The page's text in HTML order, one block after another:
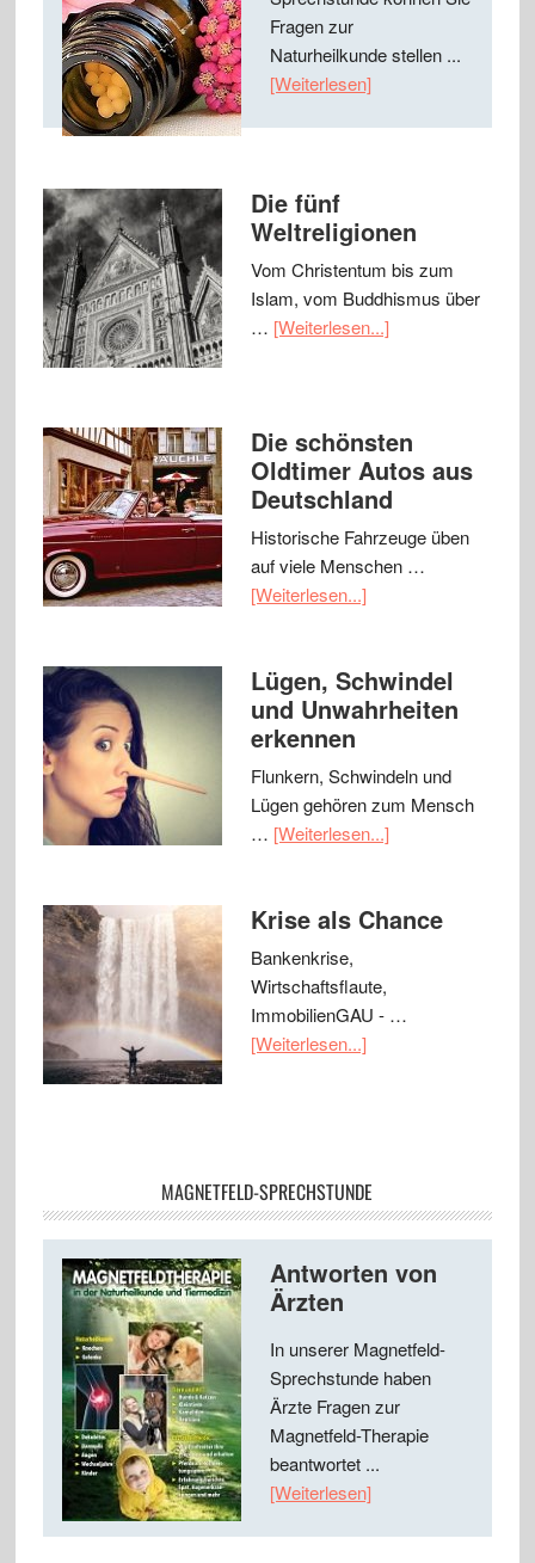
Fragen zur
Naturheilkunde stellen ...
[Weiterlesen]
Die fünf
Weltreligionen
Vom Christentum bis zum
Islam, vom Buddhismus über
… [Weiterlesen...]
Die schönsten
Oldtimer Autos aus
Deutschland
Historische Fahrzeuge üben
auf viele Menschen …
[Weiterlesen...]
Lügen, Schwindel
und Unwahrheiten
erkennen
Flunkern, Schwindeln und
Lügen gehören zum Mensch
… [Weiterlesen...]
Krise als Chance
Bankenkrise,
Wirtschaftsflaute,
ImmobilienGAU - …
[Weiterlesen...]
MAGNETFELD-SPRECHSTUNDE
Antworten von
Ärzten
In unserer Magnetfeld-
Sprechstunde haben
Ärzte Fragen zur
Magnetfeld-Therapie
beantwortet ...
[Weiterlesen]